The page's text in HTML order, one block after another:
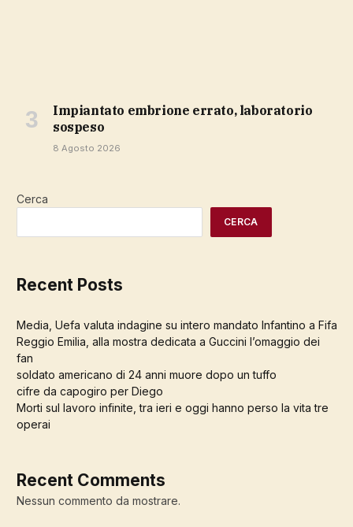
impiantato embrione errato, laboratorio
sospeso
8 Agosto 2026
Cerca
CERCA
Recent Posts
Media, Uefa valuta indagine su intero mandato Infantino a Fifa
Reggio Emilia, alla mostra dedicata a Guccini l’omaggio dei
fan
soldato americano di 24 anni muore dopo un tuffo
cifre da capogiro per Diego
Morti sul lavoro infinite, tra ieri e oggi hanno perso la vita tre
operai
Recent Comments
Nessun commento da mostrare.